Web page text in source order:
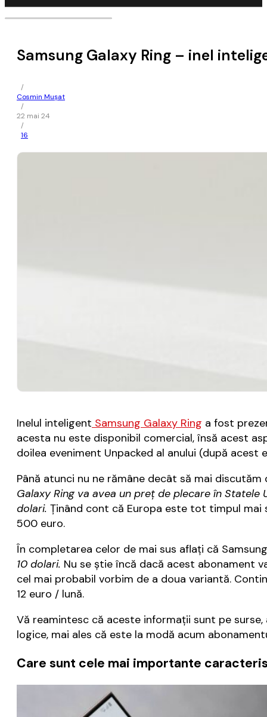
Samsung Galaxy Ring – inel
/
Cosmin Mușat
/
22 mai 24
/
16
Inelul inteligent Samsung Galaxy Ring a fost
acesta nu este disponibil comercial, însă acest
doilea eveniment Unpacked al anului (după
Până atunci nu ne rămâne decât să mai
Galaxy Ring va avea un preţ de plecare în
dolari. Ţinând cont că Europa este tot timpul mai
500 euro.
În completarea celor de mai sus aflaţi că
10 dolari. Nu se ştie încă dacă acest abonament
cel mai probabil vorbim de a doua variantă.
12 euro / lună.
Vă reamintesc că aceste informaţii sunt pe
logice, mai ales că este la modă acum
Care sunt cele mai importante